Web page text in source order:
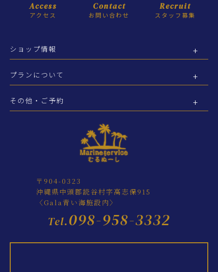
Access
アクセス
Contact
お問い合わせ
Recruit
スタッフ募集
ショップ情報
プランについて
その他・ご予約
〒904-0323
沖縄県中頭郡読谷村字高志保915
〈Gala青い海施設内〉
Tel.098-958-3332